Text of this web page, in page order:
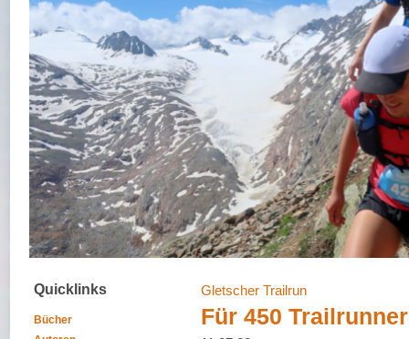
Quicklinks
Bücher
Gletscher Trailrun
Für 450